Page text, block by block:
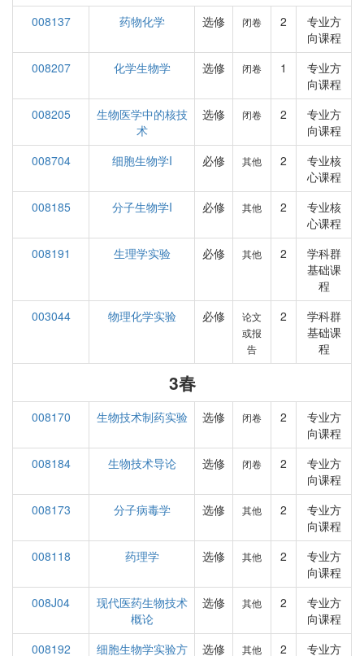
008137 药物化学 选修 闭卷 2
专业方
向课程
008207
化学生物学 选修 闭卷 1
专业方
向课程
008205
生物医学中的核技
术
选修 闭卷 2
专业方
向课程
008704
细胞生物学I 必修 其他 2
专业核
心课程
008185
分子生物学I 必修 其他 2
专业核
心课程
008191
生理学实验 必修 其他 2
学科群
基础课
程
003044
物理化学实验 必修
论文
或报
告
2
学科群
基础课
程
3春
008170 生物技术制药实验 选修 闭卷 2
专业方
向课程
008184
生物技术导论 选修 闭卷 2
专业方
向课程
008173
分子病毒学 选修 其他 2
专业方
向课程
008118
药理学 选修 其他 2
专业方
向课程
008J04
现代医药生物技术
概论
选修 其他 2
专业方
向课程
008192
细胞生物学实验方 选修 其他 2 专业方